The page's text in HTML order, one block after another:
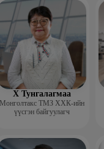
Х Тунгалагмаа
Монголтакс ТМЗ ХХК-ийн
үүсгэн байгуулагч